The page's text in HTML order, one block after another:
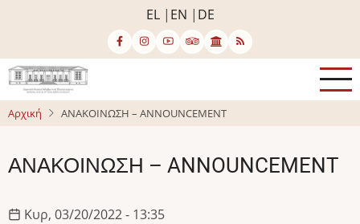
κυρίως
περιεχόμενο
EL EN DE
Αρχική ΑΝΑΚΟΙΝΩΣΗ – ANNOUNCEMENT
ΑΝΑΚΟΙΝΩΣΗ – ANNOUNCEMENT
Κυρ, 03/20/2022 - 13:35